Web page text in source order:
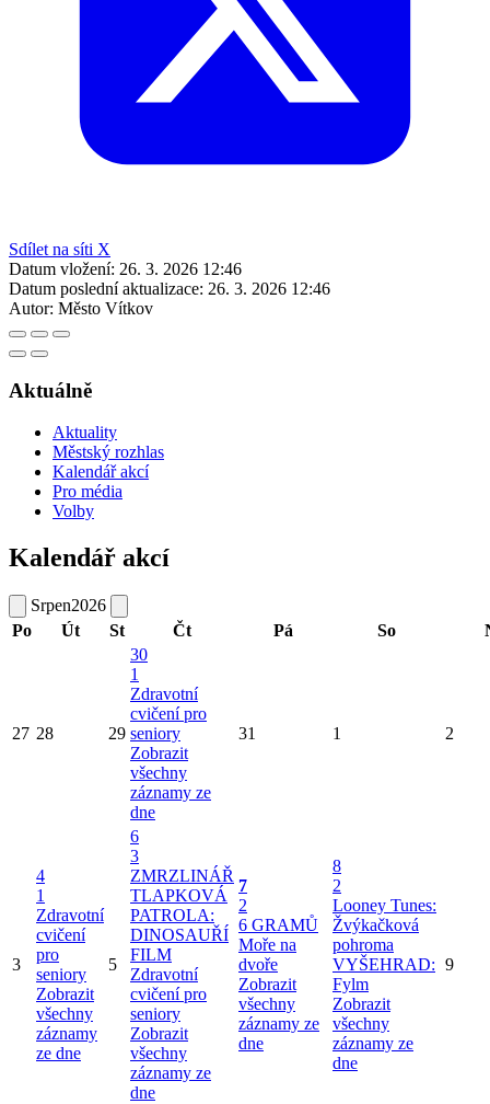
Sdílet na síti X
Datum vložení: 26. 3. 2026 12:46
Datum poslední aktualizace: 26. 3. 2026 12:46
Autor: Město Vítkov
Aktuálně
Aktuality
Městský rozhlas
Kalendář akcí
Pro média
Volby
Kalendář akcí
Srpen2026
Po
Út St Čt Pá So
27 28 29
30
1
Zdravotní
cvičení pro
seniory
Zobrazit
všechny
záznamy ze
dne
31 1 2
3
4
1
Zdravotní
cvičení
pro
seniory
Zobrazit
všechny
záznamy
ze dne
5
6
3
ZMRZLINÁŘ
TLAPKOVÁ
PATROLA:
DINOSAUŘÍ
FILM
Zdravotní
cvičení pro
seniory
Zobrazit
všechny
záznamy ze
dne
7
2
6 GRAMŮ
Moře na
dvoře
Zobrazit
všechny
záznamy ze
dne
8
2
Looney Tunes:
Žvýkačková
pohroma
VYŠEHRAD:
Fylm
Zobrazit
všechny
záznamy ze
dne
9